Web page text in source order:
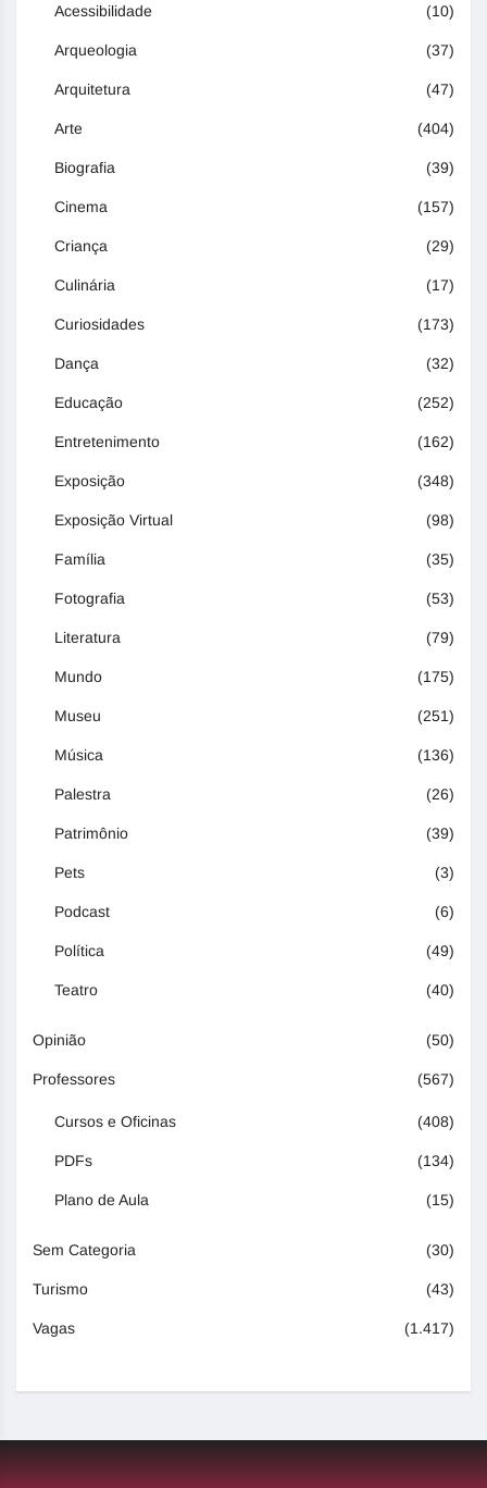
Acessibilidade (10)
Arqueologia (37)
Arquitetura (47)
Arte (404)
Biografia (39)
Cinema (157)
Criança (29)
Culinária (17)
Curiosidades (173)
Dança (32)
Educação (252)
Entretenimento (162)
Exposição (348)
Exposição Virtual (98)
Família (35)
Fotografia (53)
Literatura (79)
Mundo (175)
Museu (251)
Música (136)
Palestra (26)
Patrimônio (39)
Pets (3)
Podcast (6)
Política (49)
Teatro (40)
Opinião (50)
Professores (567)
Cursos e Oficinas (408)
PDFs (134)
Plano de Aula (15)
Sem Categoria (30)
Turismo (43)
Vagas (1.417)